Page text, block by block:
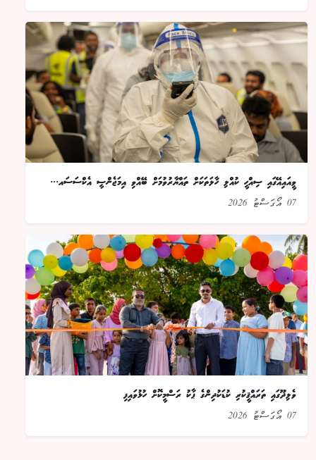
ވީއައިއޭގައި ސިއްހީ ކުއްލި ހާލަތަކަށް ތައްޔާރުވުމަށް ބޭއްވި އިމަޖެންސީ އެކްސަސައ...
07 އޯގަސްޓު 2026
ވެލިދޫގައި ތަރައްޤީކުރި ކުޑަކުދިންގެ ޕާކު ރަސްމީކޮށް ހުޅުވައިފި
07 އޯގަސްޓު 2026